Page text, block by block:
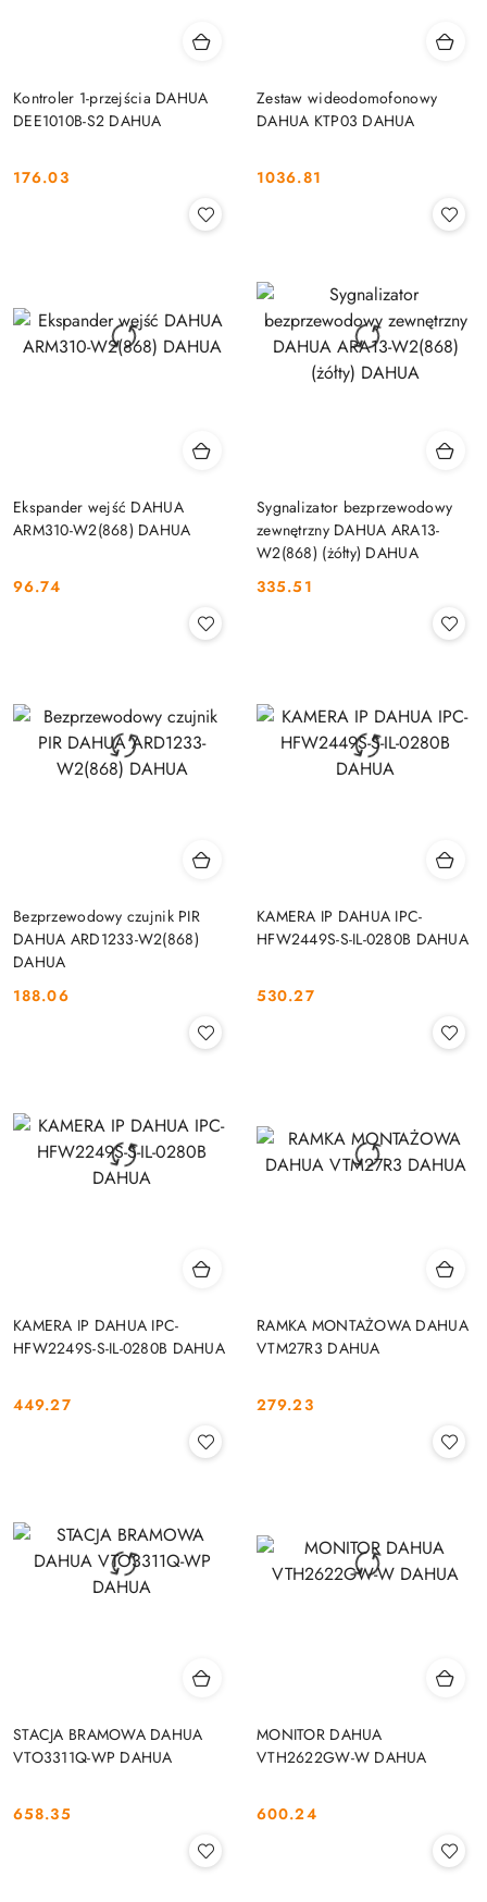
Kontroler 1-przejścia DAHUA
DEE1010B-S2 DAHUA
Cena:
176.03
Zestaw wideodomofonowy
DAHUA KTP03 DAHUA
Cena:
1036.81
Ekspander wejść DAHUA
ARM310-W2(868) DAHUA
Cena:
96.74
Sygnalizator bezprzewodowy
zewnętrzny DAHUA ARA13-
W2(868) (żółty) DAHUA
Cena:
335.51
Bezprzewodowy czujnik PIR
DAHUA ARD1233-W2(868)
DAHUA
Cena:
188.06
KAMERA IP DAHUA IPC-
HFW2449S-S-IL-0280B DAHUA
Cena:
530.27
KAMERA IP DAHUA IPC-
HFW2249S-S-IL-0280B DAHUA
Cena:
449.27
RAMKA MONTAŻOWA DAHUA
VTM27R3 DAHUA
Cena:
279.23
STACJA BRAMOWA DAHUA
VTO3311Q-WP DAHUA
Cena:
658.35
MONITOR DAHUA
VTH2622GW-W DAHUA
Cena:
600.24